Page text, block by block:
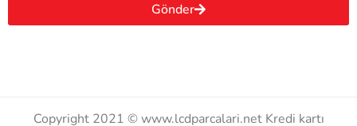
Gönder
Copyright 2021 © www.lcdparcalari.net Kredi kartı